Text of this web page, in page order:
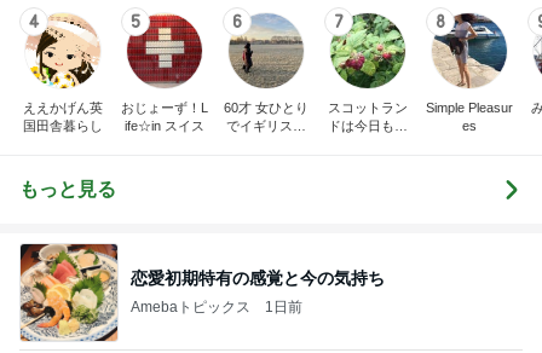
4
ええかげん英
国田舎暮らし
5
おじょーず！L
ife☆in スイス
6
60才 女ひとり
でイギリスに
7
スコットラン
ドは今日も曇
8
Simple Pleasur
es
もっと見る
恋愛初期特有の感覚と今の気持ち
Amebaトピックス 1日前